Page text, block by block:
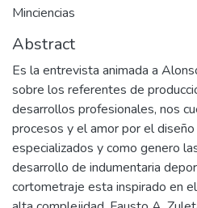
Minciencias
Abstract
Es la entrevista animada a
sobre los referentes de
desarrollos profesionales, nos
procesos y el amor por el
especializados y como genero
desarrollo de indumentaria
cortometraje esta inspirado en